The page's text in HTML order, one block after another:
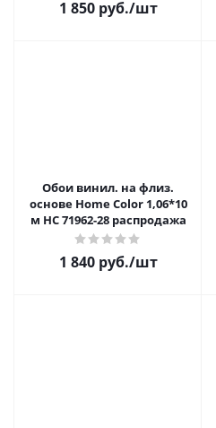
1 850 руб./шт
Обои винил. на флиз.
основе Home Color 1,06*10
м НС 71962-28 распродажа
1 840 руб./шт